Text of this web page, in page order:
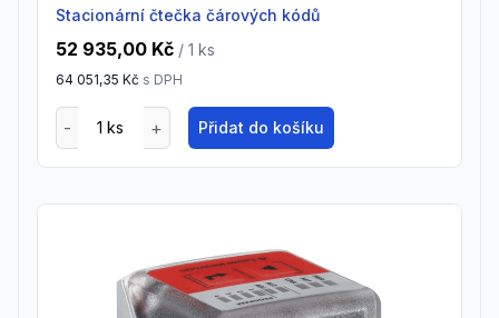
Stacionární čtečka čárových kódů
52 935,00 Kč / 1 ks
64 051,35 Kč s DPH
Přidat do košíku